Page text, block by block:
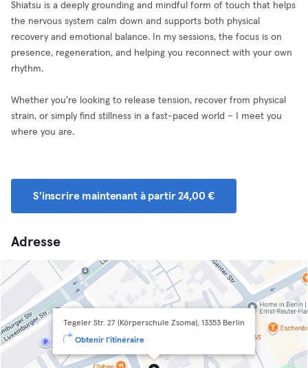
Shiatsu is a deeply grounding and mindful form of touch that helps
the nervous system calm down and supports both physical
recovery and emotional balance. In my sessions, the focus is on
presence, regeneration, and helping you reconnect with your own
rhythm.
Whether you're looking to release tension, recover from physical
strain, or simply find stillness in a fast-paced world – I meet you
where you are.
S'inscrire maintenant à partir 24,00 €
Adresse
Tegeler Str. 27 (Körperschule Zsoma), 13353 Berlin
Obtenir l'itinéraire